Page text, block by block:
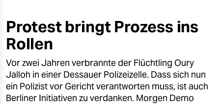
öko
gesellschaft
kultur
sport
Protest bringt Prozess ins
Rollen
Vor zwei Jahren verbrannte der Flüchtling Oury
Jalloh in einer Dessauer Polizeizelle. Dass sich nun
ein Polizist vor Gericht verantworten muss, ist auch
Berliner Initiativen zu verdanken. Morgen Demo